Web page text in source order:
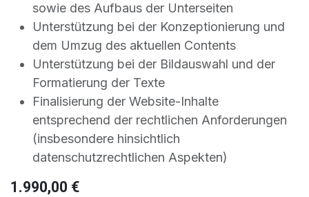
sowie des Aufbaus der Unterseiten
Unterstützung bei der Konzeptionierung und
dem Umzug des aktuellen Contents
Unterstützung bei der Bildauswahl und der
Formatierung der Texte
Finalisierung der Website-Inhalte
entsprechend der rechtlichen Anforderungen
(insbesondere hinsichtlich
datenschutzrechtlichen Aspekten)
1.990,00 €